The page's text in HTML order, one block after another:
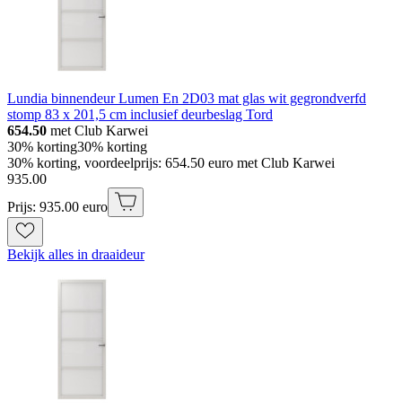
Lundia binnendeur Lumen En 2D03 mat glas wit gegrondverfd
stomp 83 x 201,5 cm inclusief deurbeslag Tord
654.50 met Club Karwei
30% korting30% korting
30% korting, voordeelprijs: 654.50 euro met Club Karwei
935.00
Prijs: 935.00 euro
Bekijk alles in draaideur